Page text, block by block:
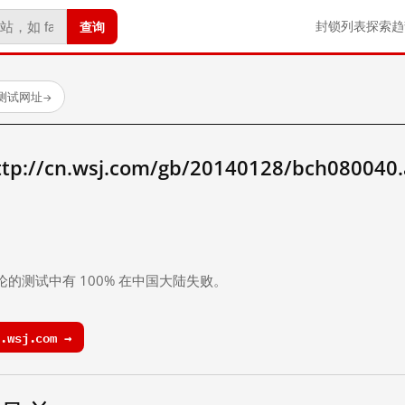
查询 封锁列表探索
试网址→
cn.wsj.com/gb/20140128/
测试中有 100% 在中国大陆失败。
→